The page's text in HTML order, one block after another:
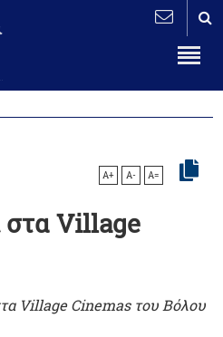
A+ A- A=
στα Village
Village Cinemas του Βόλου